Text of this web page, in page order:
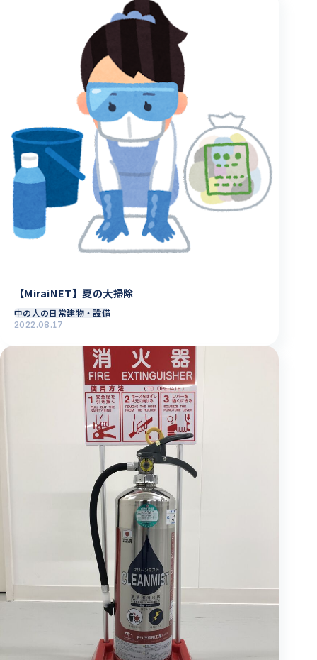
【MiraiNET】夏の大掃除
中の人の日常建物・設備
2022.08.17